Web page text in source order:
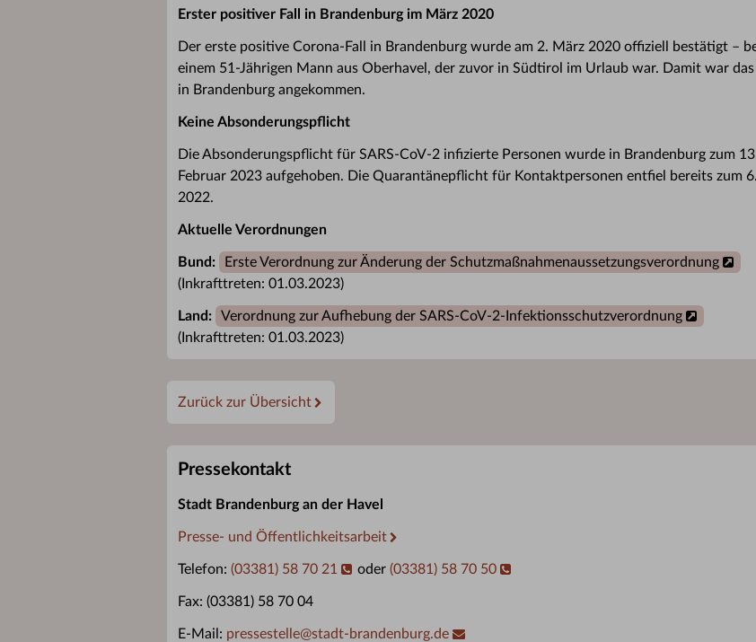
Erster positiver Fall in Brandenburg im März 2020
Der erste positive Corona-Fall in Brandenburg wurde am 2. März 2020 offiziell bestätigt –
einem 51-Jährigen Mann aus Oberhavel, der zuvor in Südtirol im Urlaub war. Damit war
in Brandenburg angekommen.
Keine Absonderungspflicht
Die Absonderungspflicht für SARS-CoV-2 infizierte Personen wurde in Brandenburg zum
Februar 2023 aufgehoben. Die Quarantänepflicht für Kontaktpersonen entfiel bereits zum
2022.
Aktuelle Verordnungen
Bund:
Erste Verordnung zur Änderung der Schutzmaßnahmenaussetzungsverordnung
(Inkrafttreten: 01.03.2023)
Land:
Verordnung zur Aufhebung der SARS-CoV-2-Infektionsschutzverordnung
(Inkrafttreten: 01.03.2023)
Zurück zur Übersicht
Pressekontakt
Stadt Brandenburg an der Havel
Presse- und Öffentlichkeitsarbeit
Telefon: (03381) 58 70 21 oder (03381) 58 70 50
Fax: (03381) 58 70 04
E-Mail: pressestelle@stadt-brandenburg.de